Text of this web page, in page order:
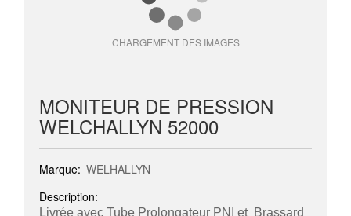
CHARGEMENT DES IMAGES
MONITEUR DE PRESSION
WELCHALLYN 52000
Marque: WELHALLYN
Description:
Livrée avec Tube Prolongateur PNI et Brassard